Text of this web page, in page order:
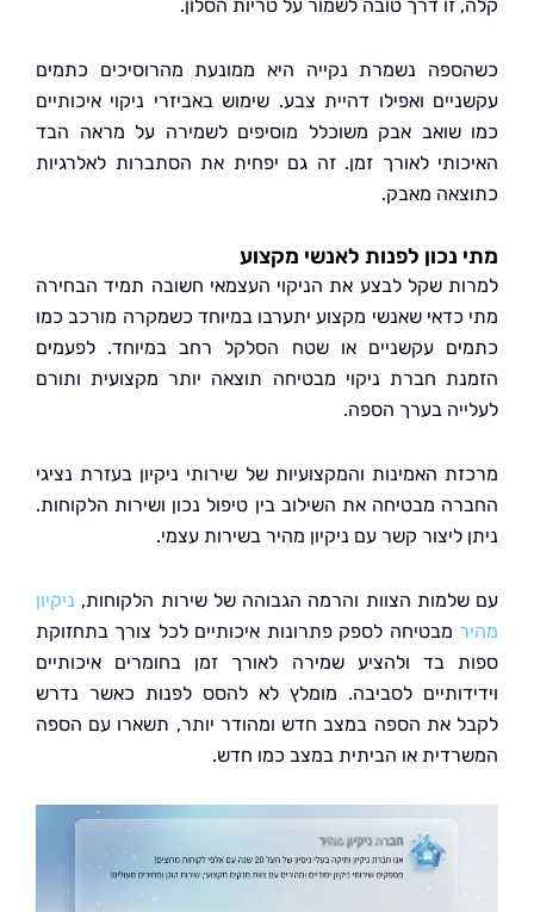
זו דרך טובה לשמור על טריות הסלון.
נשמרת נקייה היא ממונעת מהרוסיכים כתמים
ואפילו דהיית צבע. שימוש באביזרי ניקוי איכותיים
שואב אבק משוכלל מוסיפים לשמירה על מראה הבד
לאורך זמן. זה גם יפחית את הסתברות לאלרגיות
מאבק.
לפנות לאנשי מקצוע
שקל לבצע את הניקוי העצמאי חשובה תמיד הבחירה
שאנשי מקצוע יתערבו במיוחד כשמקרה מורכב כמו
עקשניים או שטח הסלקל רחב במיוחד. לפעמים
חברת ניקוי מבטיחה תוצאה יותר מקצועית ותורם
בערך הספה.
האמינות והמקצועיות של שירותי ניקיון בעזרת נציגי
מבטיחה את השילוב בין טיפול נכון ושירות הלקוחות.
ליצור קשר עם ניקיון מהיר בשירות עצמי.
הצוות והרמה הגבוהה של שירות הלקוחות,ניקיון
מבטיחה לספק פתרונות איכותיים לכל צורך בתחזוקת
בד ולהציע שמירה לאורך זמן בחומרים איכותיים
לסביבה. מומלץ לא להסס לפנות כאשר נדרש
את הספה במצב חדש ומהודר יותר, תשארו עם הספה
או הביתית במצב כמו חדש.